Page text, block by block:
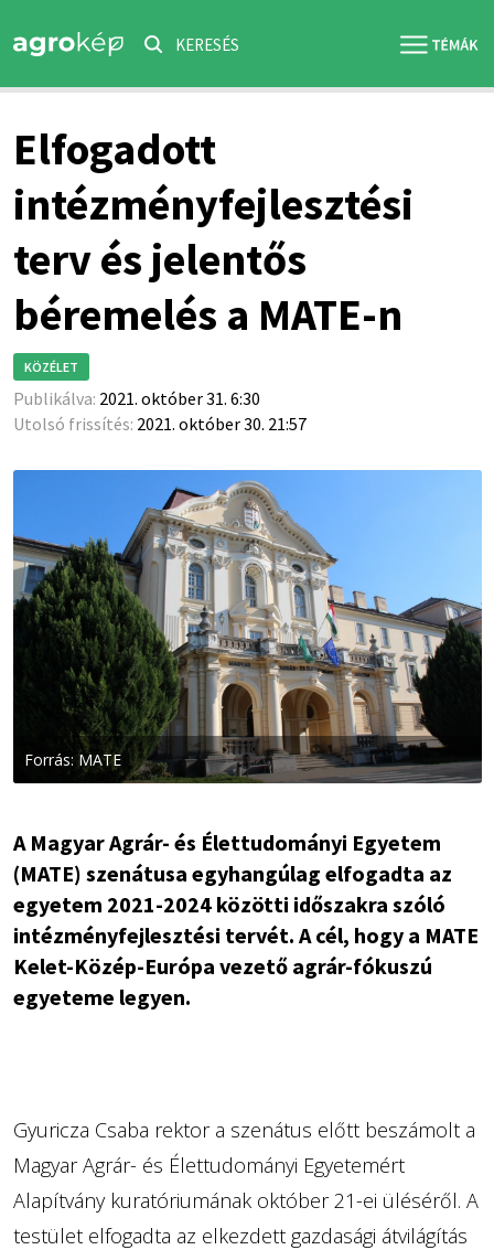
KERESÉS
Elfogadott
intézményfejlesztési
terv és jelentős
béremelés a MATE-n
KÖZÉLET
Publikálva: 2021. október 31. 6:30
Utolsó frissítés: 2021. október 30. 21:57
Forrás: MATE
A Magyar Agrár- és Élettudományi Egyetem
(MATE) szenátusa egyhangúlag elfogadta az
egyetem 2021-2024 közötti időszakra szóló
intézményfejlesztési tervét. A cél, hogy a MATE
Kelet-Közép-Európa vezető agrár-fókuszú
egyeteme legyen.
​​​​​​Gyuricza Csaba rektor a szenátus előtt beszámolt a
Magyar Agrár- és Élettudományi Egyetemért
Alapítvány kuratóriumának október 21-ei üléséről. A
testület elfogadta az elkezdett gazdasági átvilágítás